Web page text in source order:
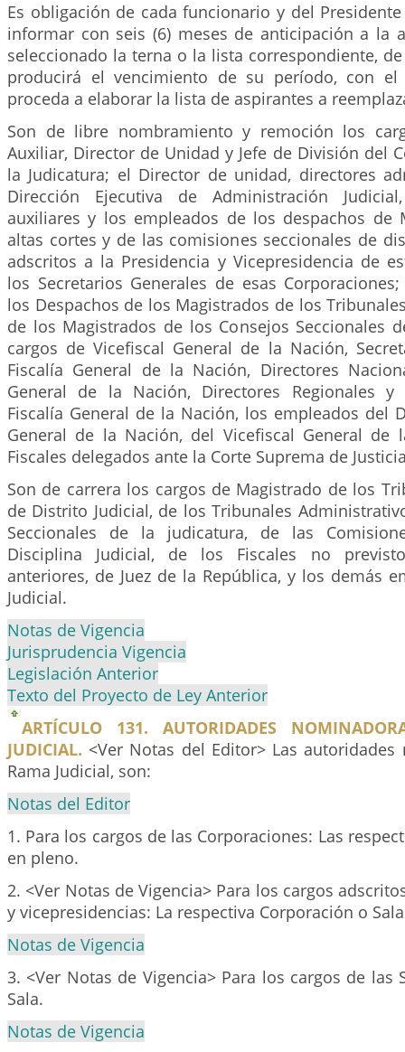
Es obligación de cada funcionario y del
informar con seis (6) meses de anticipación a la
seleccionado la terna o la lista correspondiente,
producirá el vencimiento de su período, con
proceda a elaborar la lista de aspirantes a
Son de libre nombramiento y remoción los
Auxiliar, Director de Unidad y Jefe de División del
la Judicatura; el Director de unidad, directores
Dirección Ejecutiva de Administración
auxiliares y los empleados de los despachos de
altas cortes y de las comisiones seccionales de
adscritos a la Presidencia y Vicepresidencia de
los Secretarios Generales de esas
los Despachos de los Magistrados de los
de los Magistrados de los Consejos Seccionales
cargos de Vicefiscal General de la Nación,
Fiscalía General de la Nación, Directores
General de la Nación, Directores Regionales y
Fiscalía General de la Nación, los empleados del
General de la Nación, del Vicefiscal General
Fiscales delegados ante la Corte Suprema de
Son de carrera los cargos de Magistrado de los
de Distrito Judicial, de los Tribunales
Seccionales de la judicatura, de las
Disciplina Judicial, de los Fiscales no
anteriores, de Juez de la República, y los demás
Judicial.
Notas de Vigencia
Jurisprudencia Vigencia
Legislación Anterior
Texto del Proyecto de Ley Anterior
ARTÍCULO 131. AUTORIDADES
JUDICIAL. <Ver Notas del Editor> Las
Rama Judicial, son:
Notas del Editor
1. Para los cargos de las Corporaciones: Las
en pleno.
2. <Ver Notas de Vigencia> Para los cargos
y vicepresidencias: La respectiva Corporación o
Notas de Vigencia
3. <Ver Notas de Vigencia> Para los cargos de las
Sala.
Notas de Vigencia